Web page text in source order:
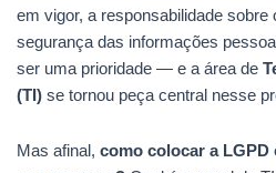
em vigor, a responsabilidade sobre
segurança das informações
ser uma prioridade — e a área de
(TI) se tornou peça central nesse
Mas afinal, como colocar a